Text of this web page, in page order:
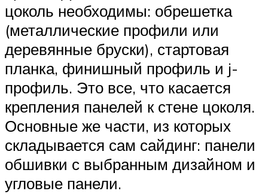
цоколь необходимы: обрешетка
(металлические профили или
деревянные бруски), стартовая
планка, финишный профиль и j-
профиль. Это все, что касается
крепления панелей к стене цоколя.
Основные же части, из которых
складывается сам сайдинг: панели
обшивки с выбранным дизайном и
угловые панели.